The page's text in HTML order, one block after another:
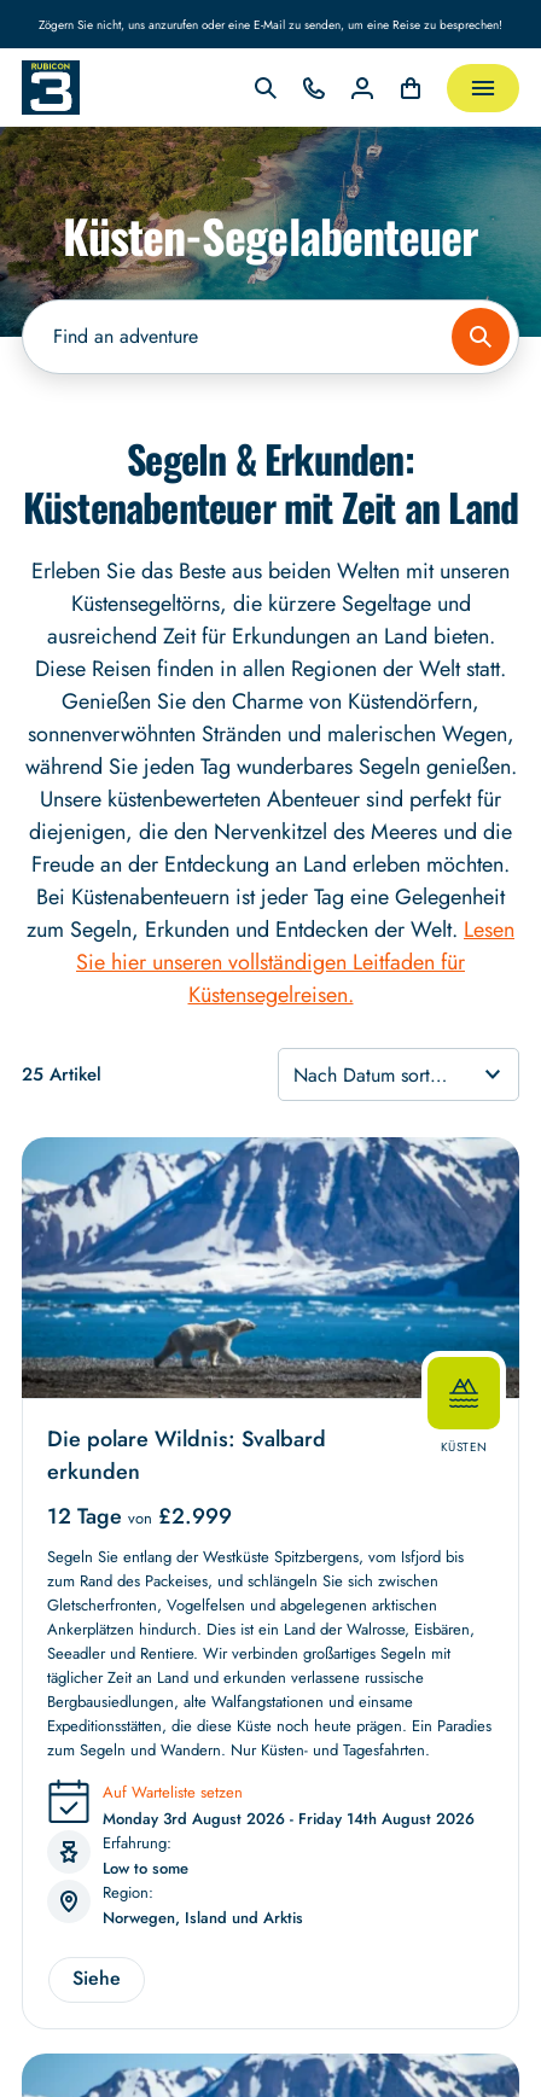
Zögern Sie nicht, uns anzurufen oder eine E-Mail zu senden, um eine Reise zu besprechen!
Küsten-Segelabenteuer
Segeln & Erkunden:
Küstenabenteuer mit Zeit an Land
Erleben Sie das Beste aus beiden Welten mit unseren
Küstensegeltörns, die kürzere Segeltage und
ausreichend Zeit für Erkundungen an Land bieten.
Diese Reisen finden in allen Regionen der Welt statt.
Genießen Sie den Charme von Küstendörfern,
sonnenverwöhnten Stränden und malerischen Wegen,
während Sie jeden Tag wunderbares Segeln genießen.
Unsere küstenbewerteten Abenteuer sind perfekt für
diejenigen, die den Nervenkitzel des Meeres und die
Freude an der Entdeckung an Land erleben möchten.
Bei Küstenabenteuern ist jeder Tag eine Gelegenheit
zum Segeln, Erkunden und Entdecken der Welt. Lesen
Sie hier unseren vollständigen Leitfaden für
Küstensegelreisen.
25 Artikel Nach Datum sortieren
KÜSTEN
Die polare Wildnis: Svalbard
erkunden
12 Tage von £2.999
Segeln Sie entlang der Westküste Spitzbergens, vom Isfjord bis
zum Rand des Packeises, und schlängeln Sie sich zwischen
Gletscherfronten, Vogelfelsen und abgelegenen arktischen
Ankerplätzen hindurch. Dies ist ein Land der Walrosse, Eisbären,
Seeadler und Rentiere. Wir verbinden großartiges Segeln mit
täglicher Zeit an Land und erkunden verlassene russische
Bergbausiedlungen, alte Walfangstationen und einsame
Expeditionsstätten, die diese Küste noch heute prägen. Ein Paradies
zum Segeln und Wandern. Nur Küsten- und Tagesfahrten.
Auf Warteliste setzen
Monday 3rd August 2026 - Friday 14th August 2026
Erfahrung:
Low to some
Region:
Norwegen, Island und Arktis
Siehe